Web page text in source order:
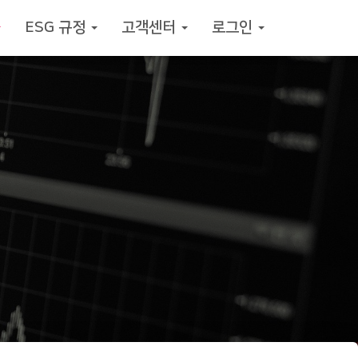
ESG 규정 고객센터 로그인